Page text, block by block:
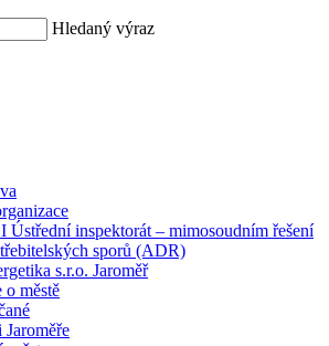
Hledaný výraz
Ústřední inspektorát – mimosoudním řešení
sporů (ADR)
s.r.o. Jaroměř
o městě
Jaroměře